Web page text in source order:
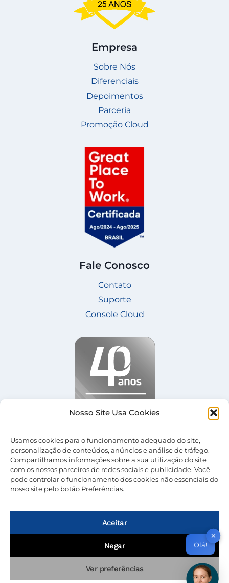
Nosso Site Usa Cookies
Usamos cookies para o funcionamento adequado do site,
personalização de conteúdos, anúncios e análise de tráfego.
Compartilhamos informações sobre a sua utilização do site
com os nossos parceiros de redes sociais e publicidade. Você
pode controlar o funcionamento dos cookies não essenciais do
nosso site pelo botão Preferências.
Aceitar
Negar
Ver preferências
Empresa
Sobre Nós
Diferenciais
Depoimentos
Parceria
Promoção Cloud
Fale Conosco
Contato
Suporte
Console Cloud
© 2026 Nevolus |Termos de Uso
✕
Olá!